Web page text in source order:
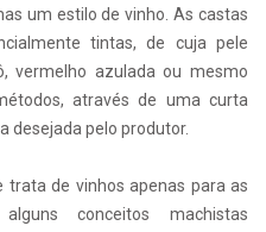
um estilo de vinho. As castas
tintas, de cuja pele
vermelho azulada ou mesmo
através de uma curta
desejada pelo produtor.
trata de vinhos apenas para as
conceitos machistas